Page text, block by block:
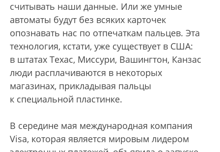
считывать наши данные. Или же умные
автоматы будут без всяких карточек
опознавать нас по отпечаткам пальцев. Эта
технология, кстати, уже существует в США:
в штатах Техас, Миссури, Вашингтон, Канзас
люди расплачиваются в некоторых
магазинах, прикладывая пальцы
к специальной пластинке.
В середине мая международная компания
Visa, которая является мировым лидером